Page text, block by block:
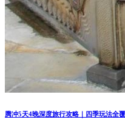
腾冲5天4晚深度旅行攻略｜四季玩法全